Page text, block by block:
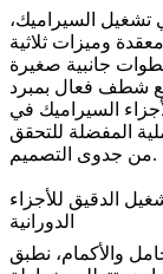
تشغيل السيراميك،
وميزات ثلاثية
جانبية صغيرة
شطف فعال بمبرد
السيراميك في
المفضلة للتحقق
من جدوى التصميم.
الدقيق للأجزاء
الدورانية
والأكمام، نطبق